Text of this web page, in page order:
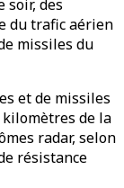
soir, des
du trafic aérien
missiles du
et de missiles
de la
radar, selon
résistance